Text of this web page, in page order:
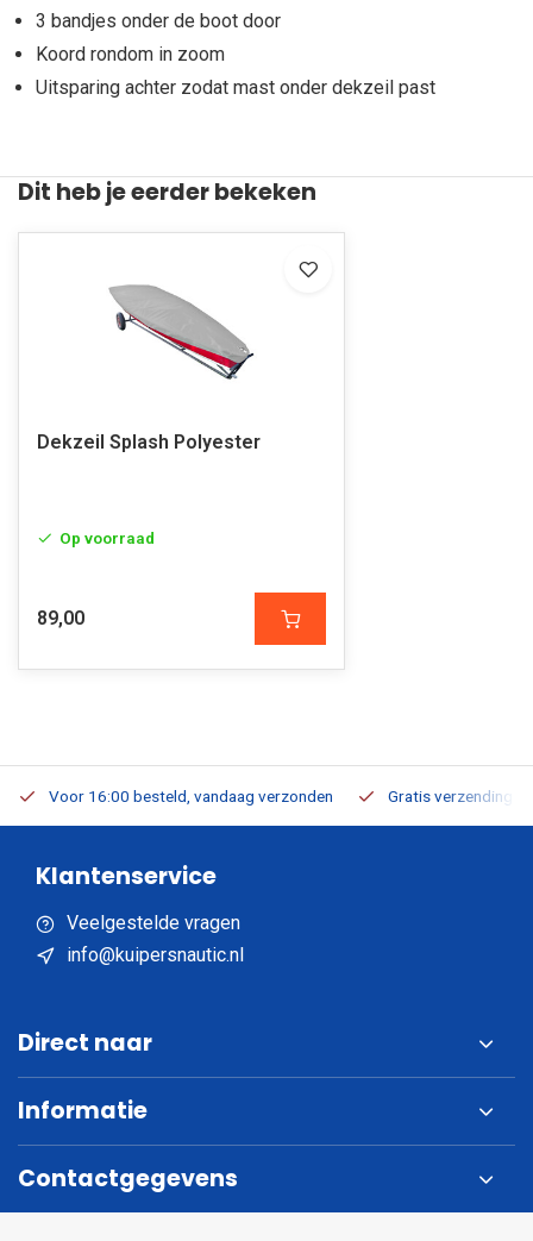
3 bandjes onder de boot door
Koord rondom in zoom
Uitsparing achter zodat mast onder dekzeil past
Dit heb je eerder bekeken
Dekzeil Splash Polyester
Op voorraad
89,00
Voor 16:00 besteld, vandaag verzonden Gratis verzending
Klantenservice
Veelgestelde vragen
info@kuipersnautic.nl
Direct naar
Informatie
Contactgegevens